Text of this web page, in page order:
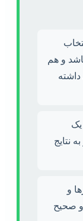
و هم
نتایج
و
و صحیح